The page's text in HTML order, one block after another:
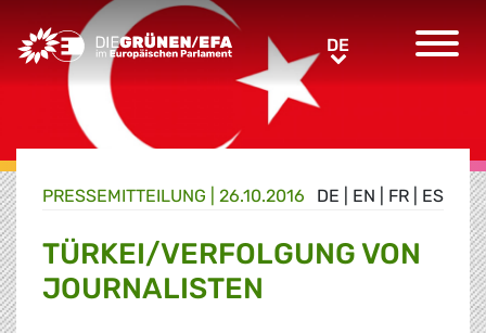
Greens/EFA Home DEDE
DE EN FR ES
PRESSE­MITTEILUNG 26.10.2016
TÜRKEI/VERFOLGUNG VON
JOURNALISTEN